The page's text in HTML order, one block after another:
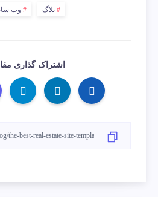
بلاگ وب
اشتراک گذاری